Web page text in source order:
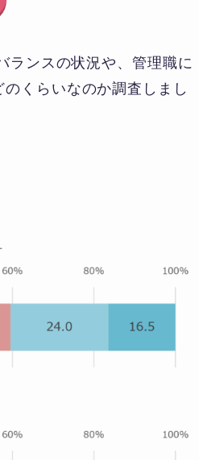
ランスの状況や、管理職に
くらいなのか調査しまし